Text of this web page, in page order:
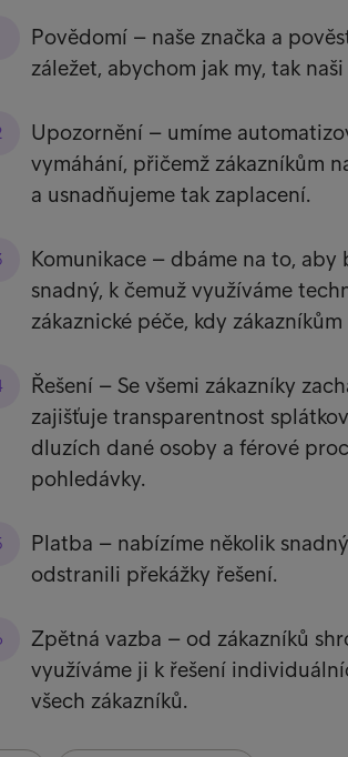
Povědomí – naše značka a
záležet, abychom jak my, tak
Upozornění – umíme
vymáhání, přičemž zákazníkům
a usnadňujeme tak zaplacení.
Komunikace – dbáme na to,
snadný, k čemuž využíváme
zákaznické péče, kdy
Řešení – Se všemi zákazníky
zajišťuje transparentnost
dluzích dané osoby a férové
pohledávky.
Platba – nabízíme několik
odstranili překážky řešení.
Zpětná vazba – od zákazníků
využíváme ji k řešení
všech zákazníků.